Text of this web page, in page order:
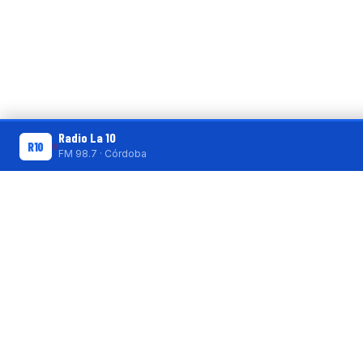
R10 R10 SHORTS
R10
Radio La 10
FM 98.7 · Córdoba